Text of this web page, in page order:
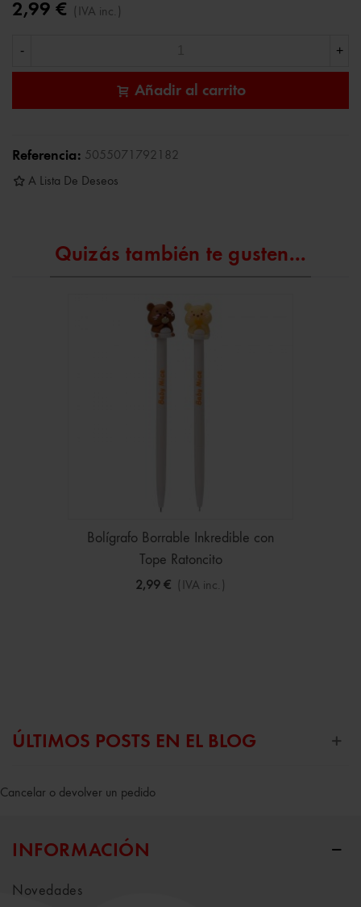
2,99 € (IVA inc.)
- +
Añadir al carrito
Referencia: 5055071792182
A Lista De Deseos
Quizás también te gusten...
Bolígrafo Borrable Inkredible con
Tope Ratoncito
2,99 € (IVA inc.)
ÚLTIMOS POSTS EN EL BLOG
Cancelar o devolver un pedido
INFORMACIÓN
Novedades